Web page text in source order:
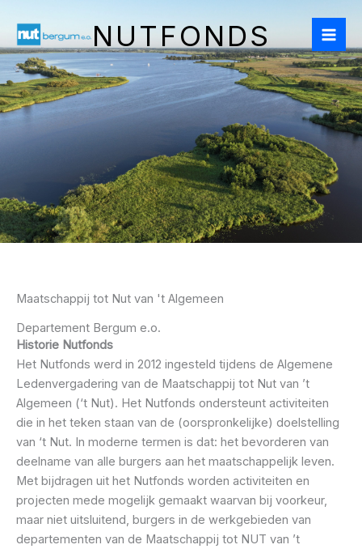
naar
de
inhoud
NUTFONDS
Maatschappij tot Nut van 't Algemeen
Departement Bergum e.o.
Historie Nutfonds
Het Nutfonds werd in 2012 ingesteld tijdens de Algemene
Ledenvergadering van de Maatschappij tot Nut van ’t
Algemeen (‘t Nut). Het Nutfonds ondersteunt activiteiten
die in het teken staan van de (oorspronkelijke) doelstelling
van ‘t Nut. In moderne termen is dat: het bevorderen van
deelname van alle burgers aan het maatschappelijk leven.
Met bijdragen uit het Nutfonds worden activiteiten en
projecten mede mogelijk gemaakt waarvan bij voorkeur,
maar niet uitsluitend, burgers in de werkgebieden van
departementen van de Maatschappij tot NUT van ’t